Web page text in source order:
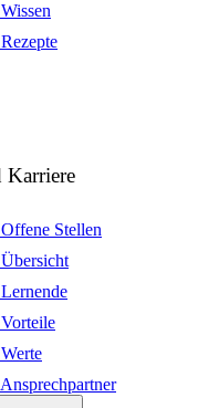
Wissen
Rezepte
Karriere
Offene Stellen
Übersicht
Lernende
Vorteile
Werte
Ansprechpartner